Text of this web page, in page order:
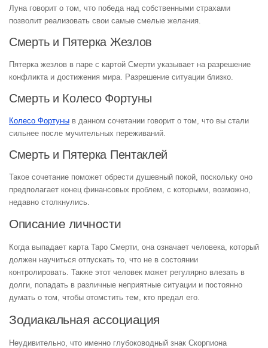
Луна говорит о том, что победа над собственными страхами
позволит реализовать свои самые смелые желания.
Смерть и Пятерка Жезлов
Пятерка жезлов в паре с картой Смерти указывает на разрешение
конфликта и достижения мира. Разрешение ситуации близко.
Смерть и Колесо Фортуны
Колесо Фортуны в данном сочетании говорит о том, что вы стали
сильнее после мучительных переживаний.
Смерть и Пятерка Пентаклей
Такое сочетание поможет обрести душевный покой, поскольку оно
предполагает конец финансовых проблем, с которыми, возможно,
недавно столкнулись.
Описание личности
Когда выпадает карта Таро Смерти, она означает человека, который
должен научиться отпускать то, что не в состоянии
контролировать. Также этот человек может регулярно влезать в
долги, попадать в различные неприятные ситуации и постоянно
думать о том, чтобы отомстить тем, кто предал его.
Зодиакальная ассоциация
Неудивительно, что именно глубоководный знак Скорпиона